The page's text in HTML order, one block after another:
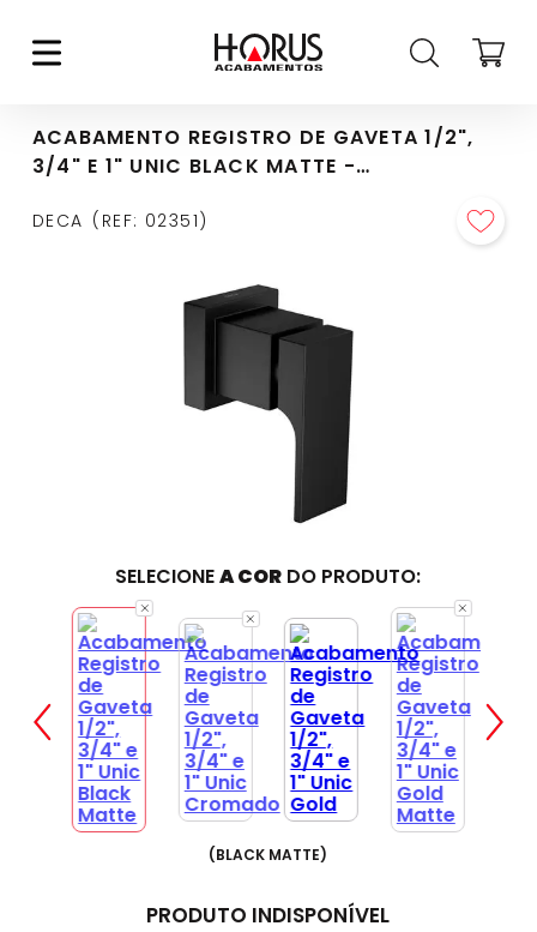
ACABAMENTO REGISTRO DE GAVETA 1/2",
3/4" E 1" UNIC BLACK MATTE -
DECA REF: 02351
SELECIONEA COR DO PRODUTO:
(BLACK MATTE)
PRODUTO INDISPONÍVEL